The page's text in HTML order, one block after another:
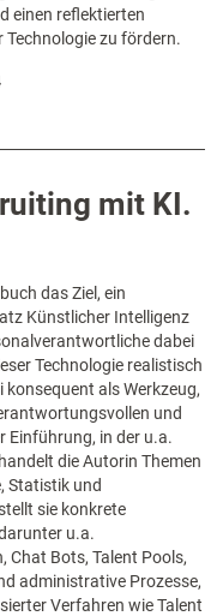
einen reflektierten
Technologie zu fördern.
mit KI.
das Ziel, ein
Künstlicher Intelligenz
dabei
Technologie realistisch
als Werkzeug,
und
Einführung, in der u.a.
die Autorin Themen
Statistik und
sie konkrete
u.a.
Chat Bots, Talent Pools,
administrative Prozesse,
Verfahren wie Talent